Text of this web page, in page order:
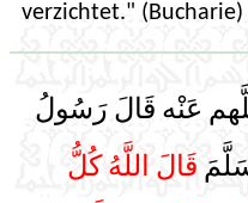
verzichtet." (Bucharie)
عَنْه قَالَ رَسُولُ
قَالَ اللَّهُ كُلُّ